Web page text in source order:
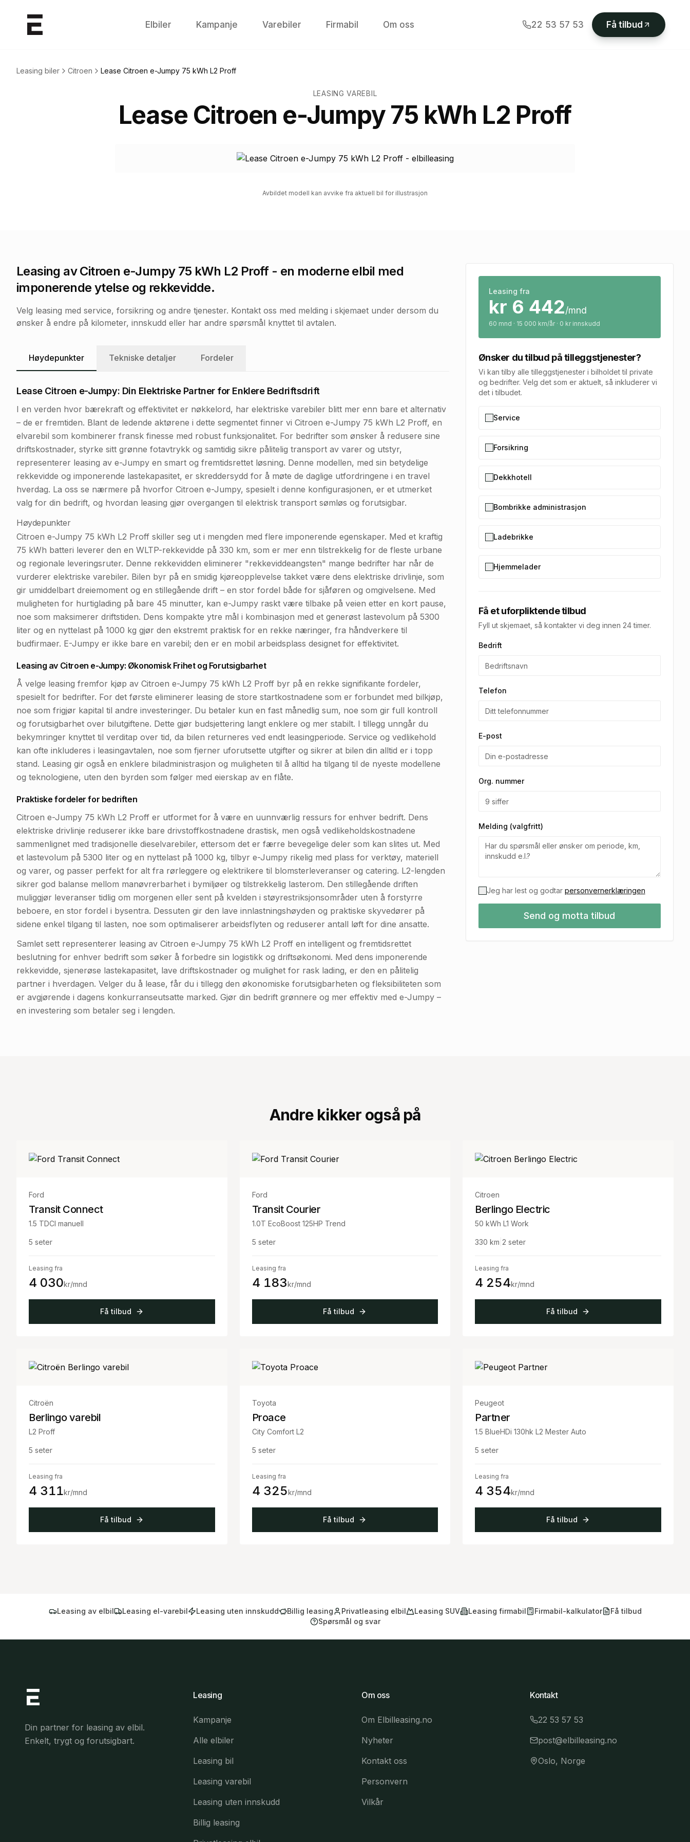
Elbiler Kampanje Varebiler Firmabil Om oss 22 53 57 53 Få tilbud
Leasing biler Citroen Lease Citroen e-Jumpy 75 kWh L2 Proff
LEASING VAREBIL
Lease Citroen e-Jumpy 75 kWh L2 Proff
Avbildet modell kan avvike fra aktuell bil for illustrasjon
Leasing avCitroen e-Jumpy 75 kWh L2 Proff- en moderne elbil med
imponerende ytelse og rekkevidde.
Velg leasing med service, forsikring og andre tjenester. Kontakt oss med melding i skjemaet under dersom du
ønsker å endre på kilometer, innskudd eller har andre spørsmål knyttet til avtalen.
Høydepunkter Tekniske detaljer Fordeler
Lease Citroen e-Jumpy: Din Elektriske Partner for Enklere Bedriftsdrift
I en verden hvor bærekraft og effektivitet er nøkkelord, har elektriske varebiler blitt mer enn bare et alternativ
– de er fremtiden. Blant de ledende aktørene i dette segmentet finner vi Citroen e-Jumpy 75 kWh L2 Proff, en
elvarebil som kombinerer fransk finesse med robust funksjonalitet. For bedrifter som ønsker å redusere sine
driftskostnader, styrke sitt grønne fotavtrykk og samtidig sikre pålitelig transport av varer og utstyr,
representerer leasing av e-Jumpy en smart og fremtidsrettet løsning. Denne modellen, med sin betydelige
rekkevidde og imponerende lastekapasitet, er skreddersydd for å møte de daglige utfordringene i en travel
hverdag. La oss se nærmere på hvorfor Citroen e-Jumpy, spesielt i denne konfigurasjonen, er et utmerket
valg for din bedrift, og hvordan leasing gjør overgangen til elektrisk transport sømløs og forutsigbar.
Høydepunkter
Citroen e-Jumpy 75 kWh L2 Proff skiller seg ut i mengden med flere imponerende egenskaper. Med et kraftig
75 kWh batteri leverer den en WLTP-rekkevidde på 330 km, som er mer enn tilstrekkelig for de fleste urbane
og regionale leveringsruter. Denne rekkevidden eliminerer "rekkeviddeangsten" mange bedrifter har når de
vurderer elektriske varebiler. Bilen byr på en smidig kjøreopplevelse takket være dens elektriske drivlinje, som
gir umiddelbart dreiemoment og en stillegående drift – en stor fordel både for sjåføren og omgivelsene. Med
muligheten for hurtiglading på bare 45 minutter, kan e-Jumpy raskt være tilbake på veien etter en kort pause,
noe som maksimerer driftstiden. Dens kompakte ytre mål i kombinasjon med et generøst lastevolum på 5300
liter og en nyttelast på 1000 kg gjør den ekstremt praktisk for en rekke næringer, fra håndverkere til
budfirmaer. E-Jumpy er ikke bare en varebil; den er en mobil arbeidsplass designet for effektivitet.
Leasing av Citroen e-Jumpy: Økonomisk Frihet og Forutsigbarhet
Å velge leasing fremfor kjøp av Citroen e-Jumpy 75 kWh L2 Proff byr på en rekke signifikante fordeler,
spesielt for bedrifter. For det første eliminerer leasing de store startkostnadene som er forbundet med bilkjøp,
noe som frigjør kapital til andre investeringer. Du betaler kun en fast månedlig sum, noe som gir full kontroll
og forutsigbarhet over bilutgiftene. Dette gjør budsjettering langt enklere og mer stabilt. I tillegg unngår du
bekymringer knyttet til verditap over tid, da bilen returneres ved endt leasingperiode. Service og vedlikehold
kan ofte inkluderes i leasingavtalen, noe som fjerner uforutsette utgifter og sikrer at bilen din alltid er i topp
stand. Leasing gir også en enklere biladministrasjon og muligheten til å alltid ha tilgang til de nyeste modellene
og teknologiene, uten den byrden som følger med eierskap av en flåte.
Praktiske fordeler for bedriften
Citroen e-Jumpy 75 kWh L2 Proff er utformet for å være en uunnværlig ressurs for enhver bedrift. Dens
elektriske drivlinje reduserer ikke bare drivstoffkostnadene drastisk, men også vedlikeholdskostnadene
sammenlignet med tradisjonelle dieselvarebiler, ettersom det er færre bevegelige deler som kan slites ut. Med
et lastevolum på 5300 liter og en nyttelast på 1000 kg, tilbyr e-Jumpy rikelig med plass for verktøy, materiell
og varer, og passer perfekt for alt fra rørleggere og elektrikere til blomsterleveranser og catering. L2-lengden
sikrer god balanse mellom manøvrerbarhet i bymiljøer og tilstrekkelig lasterom. Den stillegående driften
muliggjør leveranser tidlig om morgenen eller sent på kvelden i støyrestriksjonsområder uten å forstyrre
beboere, en stor fordel i bysentra. Dessuten gir den lave innlastningshøyden og praktiske skyvedører på
sidene enkel tilgang til lasten, noe som optimaliserer arbeidsflyten og reduserer antall løft for dine ansatte.
Samlet sett representerer leasing av Citroen e-Jumpy 75 kWh L2 Proff en intelligent og fremtidsrettet
beslutning for enhver bedrift som søker å forbedre sin logistikk og driftsøkonomi. Med dens imponerende
rekkevidde, sjenerøse lastekapasitet, lave driftskostnader og mulighet for rask lading, er den en pålitelig
partner i hverdagen. Velger du å lease, får du i tillegg den økonomiske forutsigbarheten og fleksibiliteten som
er avgjørende i dagens konkurranseutsatte marked. Gjør din bedrift grønnere og mer effektiv med e-Jumpy –
en investering som betaler seg i lengden.
Leasing fra
kr 6 442/mnd
60 mnd · 15 000 km/år · 0 kr innskudd
Ønsker du tilbud på tilleggstjenester?
Vi kan tilby alle tilleggstjenester i bilholdet til private
og bedrifter. Velg det som er aktuelt, så inkluderer vi
det i tilbudet.
Service
Forsikring
Dekkhotell
Bombrikke administrasjon
Ladebrikke
Hjemmelader
Få et uforpliktende tilbud
Fyll ut skjemaet, så kontakter vi deg innen 24 timer.
Bedrift
Telefon
E-post
Org. nummer
Melding (valgfritt)
Jeg har lest og godtar personvernerklæringen
Send og motta tilbud
Andre kikker også på
Ford
Transit Connect
1.5 TDCI manuell
5 seter
Leasing fra
4 030kr/mnd
Få tilbud
Ford
Transit Courier
1.0T EcoBoost 125HP Trend
5 seter
Leasing fra
4 183kr/mnd
Få tilbud
Citroen
Berlingo Electric
50 kWh L1 Work
330 km 2 seter
Leasing fra
4 254kr/mnd
Få tilbud
Citroën
Berlingo varebil
L2 Proff
5 seter
Leasing fra
4 311kr/mnd
Få tilbud
Toyota
Proace
City Comfort L2
5 seter
Leasing fra
4 325kr/mnd
Få tilbud
Peugeot
Partner
1.5 BlueHDi 130hk L2 Mester Auto
5 seter
Leasing fra
4 354kr/mnd
Få tilbud
Leasing av elbil Leasing el-varebil Leasing uten innskudd Billig leasing Privatleasing elbil Leasing SUV Leasing firmabil Firmabil-kalkulator
Få tilbud
Spørsmål og svar
Din partner for leasing av elbil.
Enkelt, trygt og forutsigbart.
Leasing
Kampanje
Alle elbiler
Leasing bil
Leasing varebil
Leasing uten innskudd
Billig leasing
Om oss
Om Elbilleasing.no
Nyheter
Kontakt oss
Personvern
Vilkår
Kontakt
22 53 57 53
post@elbilleasing.no
Oslo, Norge